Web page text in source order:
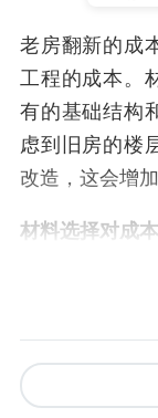
老房翻新的成
工程的成本。
有的基础结构
虑到旧房的楼
改造，这会增
材料选择对成
材料选择对装
体情况选择合
量和寿命